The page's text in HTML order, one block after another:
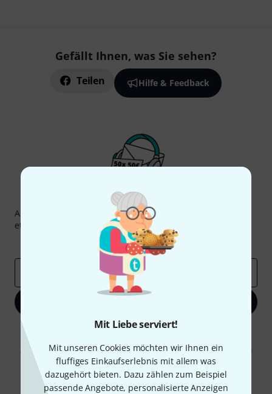
Mit Liebe serviert!
Mit unseren Cookies möchten wir Ihnen ein
fluffiges Einkaufserlebnis mit allem was
dazugehört bieten. Dazu zählen zum Beispiel
passende Angebote, personalisierte Anzeigen
Gefällt Ihnen, was Sie sehen?
Teilen Hilfe & Feedback
Thomann Newsletter
Abonniere den Thomann Newsletter und gewinne mit
etwas Glück einen von50 Gutscheinen
Inspirierende Beiträge
Deals
Mit Klick auf „Jetzt anmelden“ stimmen Sie dem Erhalt von E-Mail-
Werbung und einer Messung des E-Mail-Nutzungsverhaltens zu. Die
Abmeldung ist jederzeit möglich. Weitere Informationen finden Sie in
unserenDatenschutzhinweisen.
* Pflichtfeld